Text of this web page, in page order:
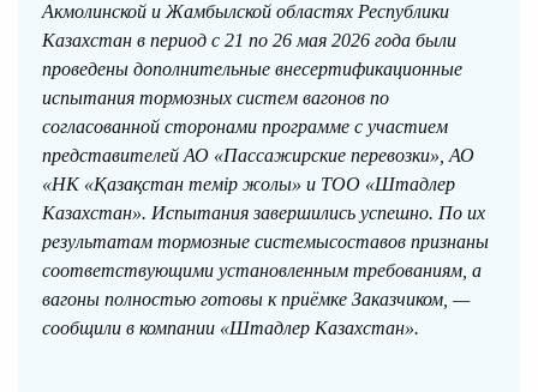
Акмолинской и Жамбылской областях Республики
Казахстан в период с 21 по 26 мая 2026 года были
проведены дополнительные внесертификационные
испытания тормозных систем вагонов по
согласованной сторонами программе с участием
представителей АО «Пассажирские перевозки», АО
«НК «Қазақстан темір жолы» и ТОО «Штадлер
Казахстан». Испытания завершились успешно. По их
результатам тормозные системысоставов признаны
соответствующими установленным требованиям, а
вагоны полностью готовы к приёмке Заказчиком, —
сообщили в компании «Штадлер Казахстан».